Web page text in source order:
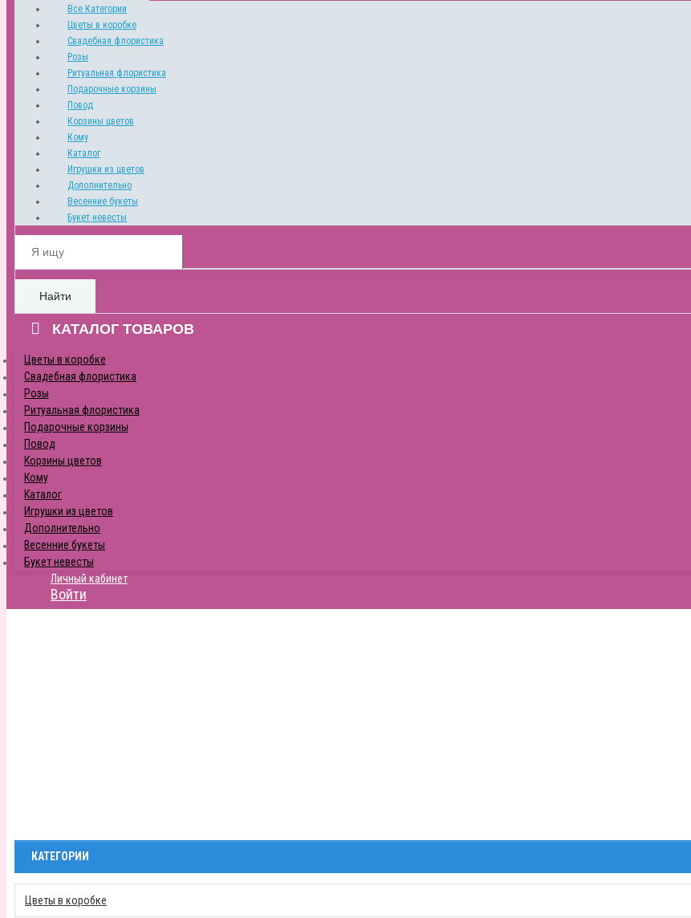
Все Категории
Цветы в коробке
Свадебная флористика
Розы
Ритуальная флористика
Подарочные корзины
Повод
Корзины цветов
Кому
Каталог
Игрушки из цветов
Дополнительно
Весенние букеты
Букет невесты
Найти
КАТАЛОГ ТОВАРОВ
Цветы в коробке
Свадебная флористика
Розы
Ритуальная флористика
Подарочные корзины
Повод
Корзины цветов
Кому
Каталог
Игрушки из цветов
Дополнительно
Весенние букеты
Букет невесты
Личный кабинет
Войти
КАТЕГОРИИ
Цветы в коробке